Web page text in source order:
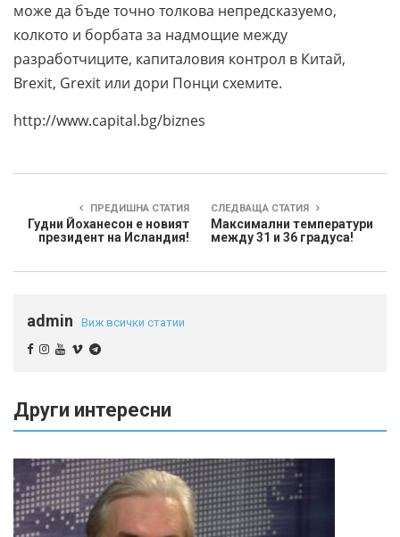
може да бъде точно толкова непредсказуемо,
колкото и борбата за надмощие между
разработчиците, капиталовия контрол в Китай,
Brexit, Grexit или дори Понци схемите.
http://www.capital.bg/biznes
ПРЕДИШНА СТАТИЯ
Гудни Йоханесон е новият
президент на Исландия!
СЛЕДВАЩА СТАТИЯ
Максимални температури
между 31 и 36 градуса!
admin Виж всички статии
Други интересни